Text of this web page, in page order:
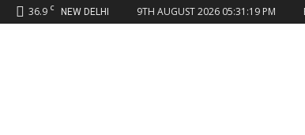
36.9 C NEW DELHI 9TH AUGUST 2026 05:31:19 PM